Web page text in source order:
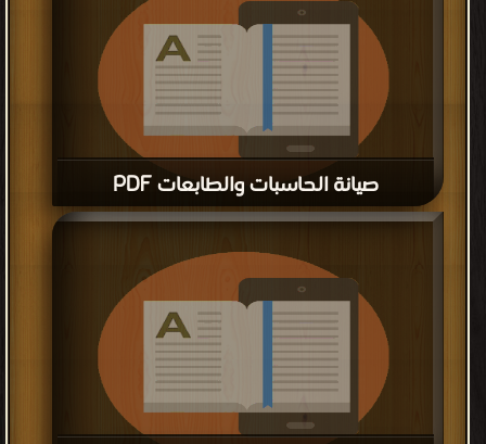
صيانة الحاسبات والطابعات PDF
قراءة و تحميل كتاب صيانة الحاسبات والطابعات PDF مجانا